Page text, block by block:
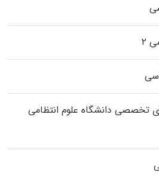
۲
تخصصی داﻧﺸﮕﺎه ﻋﻠﻮم انتظامی